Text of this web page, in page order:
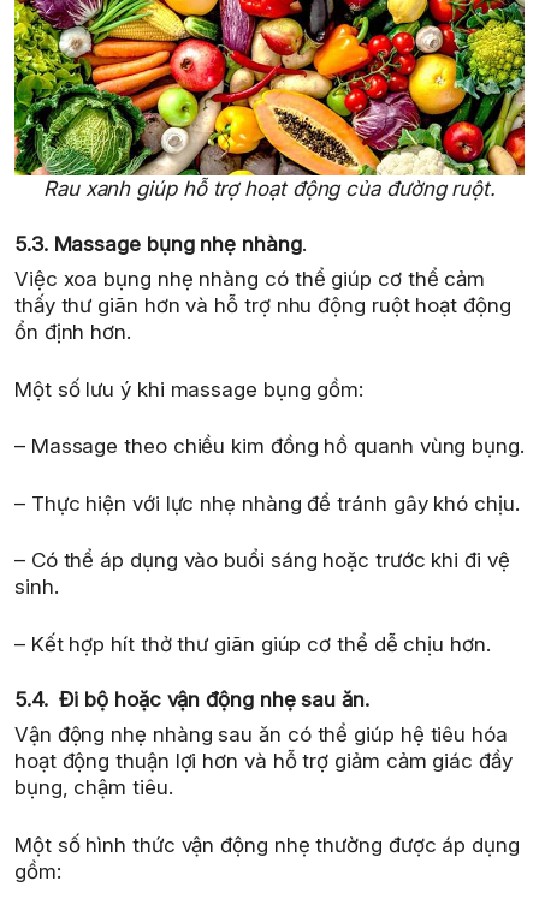
Rau xanh giúp hỗ trợ hoạt động của đường ruột.
5.3. Massage bụng nhẹ nhàng.
Việc xoa bụng nhẹ nhàng có thể giúp cơ thể cảm
thấy thư giãn hơn và hỗ trợ nhu động ruột hoạt động
ổn định hơn.
Một số lưu ý khi massage bụng gồm:
– Massage theo chiều kim đồng hồ quanh vùng bụng.
– Thực hiện với lực nhẹ nhàng để tránh gây khó chịu.
– Có thể áp dụng vào buổi sáng hoặc trước khi đi vệ
sinh.
– Kết hợp hít thở thư giãn giúp cơ thể dễ chịu hơn.
5.4. Đi bộ hoặc vận động nhẹ sau ăn.
Vận động nhẹ nhàng sau ăn có thể giúp hệ tiêu hóa
hoạt động thuận lợi hơn và hỗ trợ giảm cảm giác đầy
bụng, chậm tiêu.
Một số hình thức vận động nhẹ thường được áp dụng
gồm: